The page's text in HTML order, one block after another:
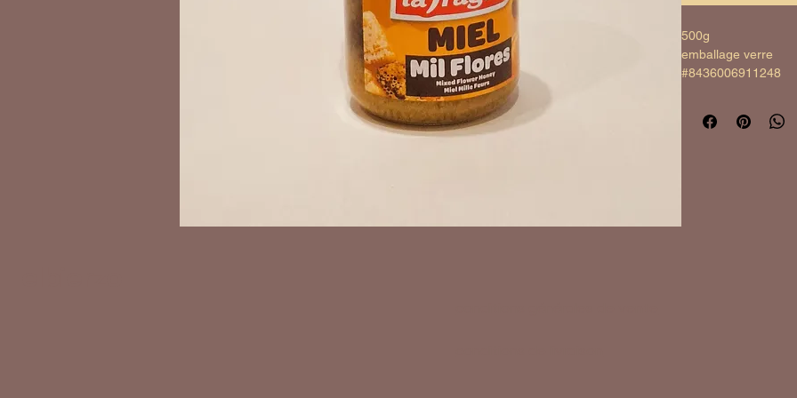
500g
emballage verre
#8436006911248